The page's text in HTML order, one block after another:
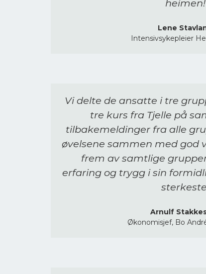
heimen!
Lene
Intensivsykepleier
Vi delte de ansatte i tre
tre kurs fra Tjelle på
tilbakemeldinger fra alle
øvelsene sammen med god
frem av samtlige
erfaring og trygg i sin
Arnulf
Økonomisjef, Bo